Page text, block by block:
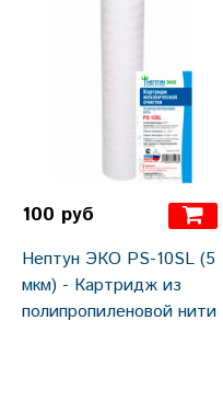
100 руб
Нептун ЭКО PS-10SL (5
мкм) - Картридж из
полипропиленовой нити